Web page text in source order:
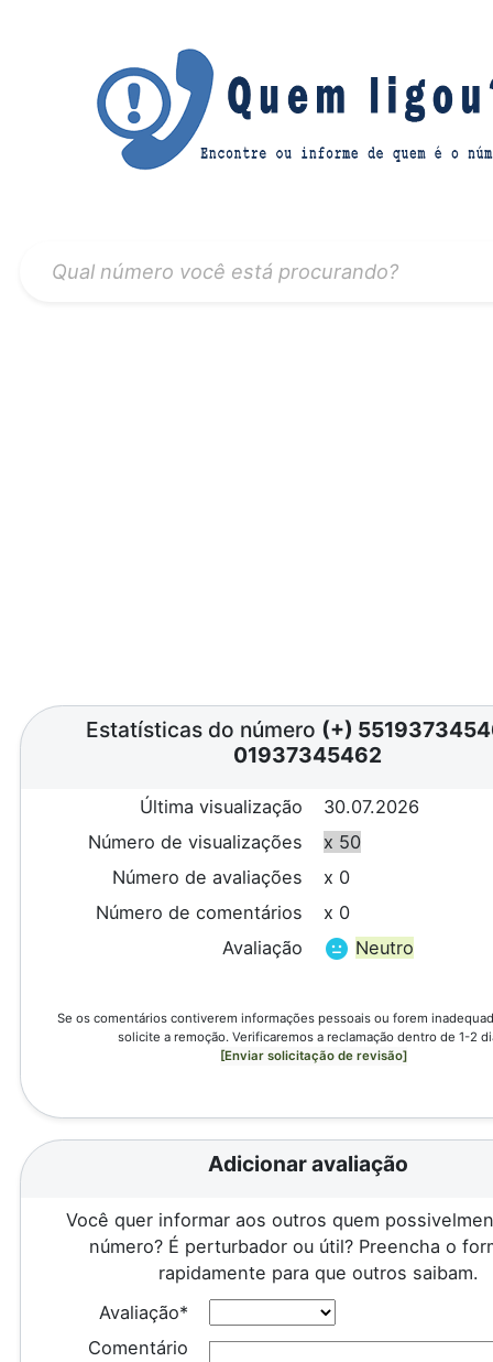
Estatísticas do número (+)
01937345462
Última visualização
30.07.2026
Número de visualizações
x 50
Número de avaliações
x 0
Número de comentários
x 0
Avaliação
Neutro
Se os comentários contiverem informações pessoais ou forem
solicite a remoção. Verificaremos a reclamação dentro de 1-2
[Enviar solicitação de revisão]
Adicionar avaliação
Você quer informar aos outros quem
número? É perturbador ou útil? Preencha o
rapidamente para que outros saibam.
Avaliação*
Comentário